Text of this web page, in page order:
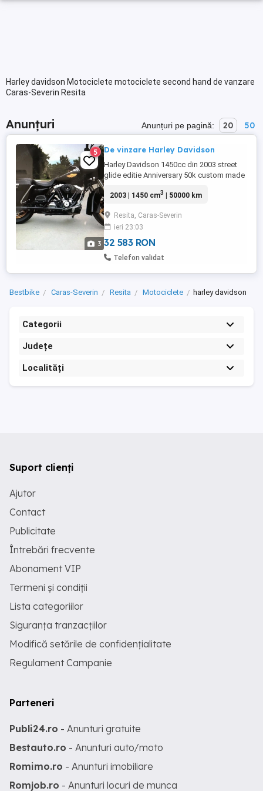
Harley davidson Motociclete motociclete second hand de vanzare
Caras-Severin Resita
Anunțuri Anunțuri pe pagină: 20 50
3
5 De vinzare Harley Davidson
Harley Davidson 1450cc din 2003 street
glide editie Anniversary 50k custom made
in tara pt ca sunt plecat,mai multe detali la
2003 | 1450 cm3 | 50000 km
Resita, Caras-Severin
ieri 23:03
32 583 RON
Telefon validat
Bestbike Caras-Severin Resita Motociclete harley davidson
Categorii
Județe
Localități
Suport clienți
Ajutor
Contact
Publicitate
Întrebări frecvente
Abonament VIP
Termeni și condiții
Lista categoriilor
Siguranța tranzacțiilor
Modifică setările de confidențialitate
Regulament Campanie
Parteneri
Publi24.ro - Anunturi gratuite
Bestauto.ro - Anunturi auto/moto
Romimo.ro - Anunturi imobiliare
Romjob.ro - Anunturi locuri de munca